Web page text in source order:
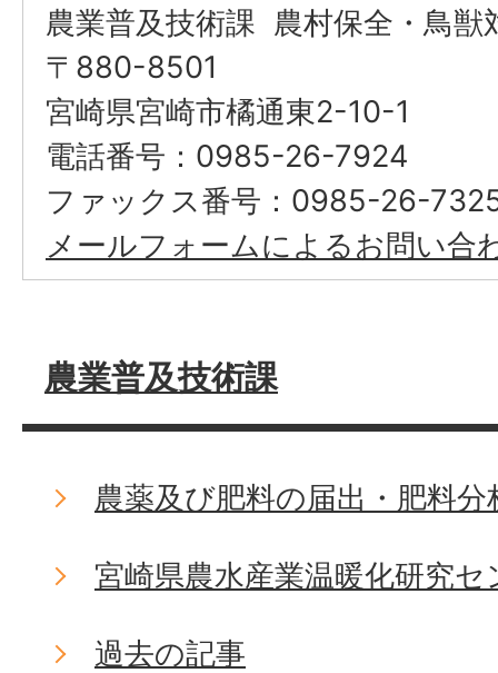
農業普及技術課 農村保全・鳥獣
〒880-8501
宮崎県宮崎市橘通東2-10-1
電話番号：0985-26-7924
ファックス番号：0985-26-
メールフォームによるお問い合
農業普及技術課
農薬及び肥料の届出・肥料分
宮崎県農水産業温暖化研究
過去の記事